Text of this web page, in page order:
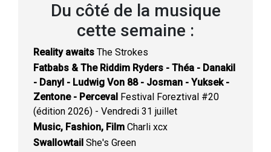
Du côté de la musique
cette semaine :
Reality awaits The Strokes
Fatbabs & The Riddim Ryders - Théa - Danakil
- Danyl - Ludwig Von 88 - Josman - Yuksek -
Zentone - Perceval Festival Foreztival #20
(édition 2026) - Vendredi 31 juillet
Music, Fashion, Film Charli xcx
Swallowtail She's Green